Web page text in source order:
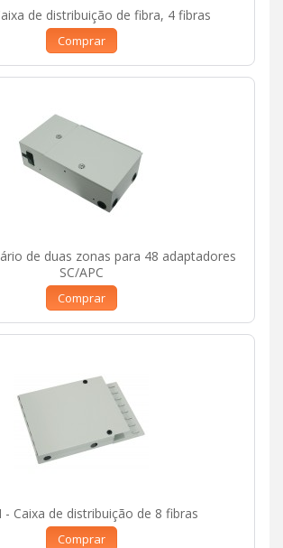
de distribuição de fibra, 4 fibras
Comprar
de duas zonas para 48 adaptadores
SC/APC
Comprar
- Caixa de distribuição de 8 fibras
Comprar